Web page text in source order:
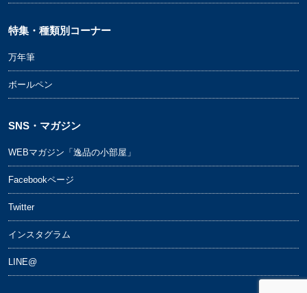
特集・種類別コーナー
万年筆
ボールペン
SNS・マガジン
WEBマガジン「逸品の小部屋」
Facebookページ
Twitter
インスタグラム
LINE@